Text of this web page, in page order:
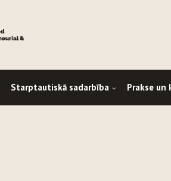
Starptautiskā sadarbība Prakse un